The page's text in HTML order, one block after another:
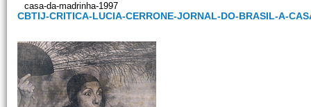
casa-da-madrinha-1997
CBTIJ-CRITICA-LUCIA-CERRONE-JORNAL-DO-BRASIL-A-